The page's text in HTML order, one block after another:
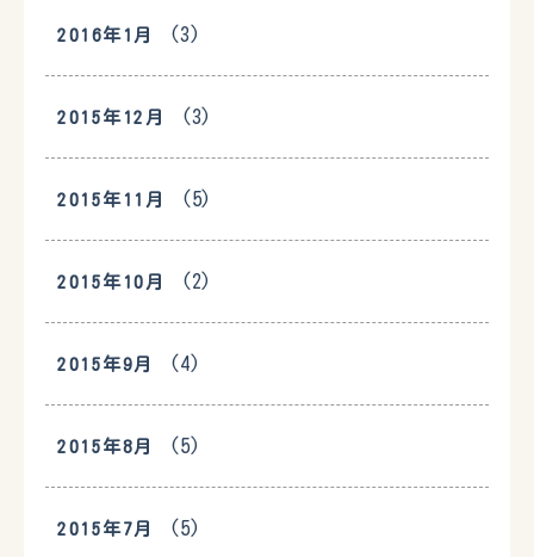
2016年1月 (3)
2015年12月 (3)
2015年11月 (5)
2015年10月 (2)
2015年9月 (4)
2015年8月 (5)
2015年7月 (5)